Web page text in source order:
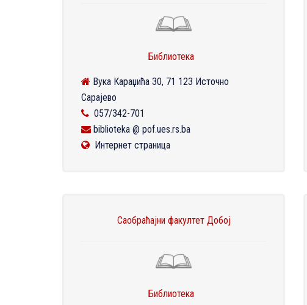
Библиотека
Вука Караџића 30, 71 123 Источно
Сарајево
057/342-701
biblioteka @ pof.ues.rs.ba
Интернет страница
Саобраћајни факултет Добој
Библиотека